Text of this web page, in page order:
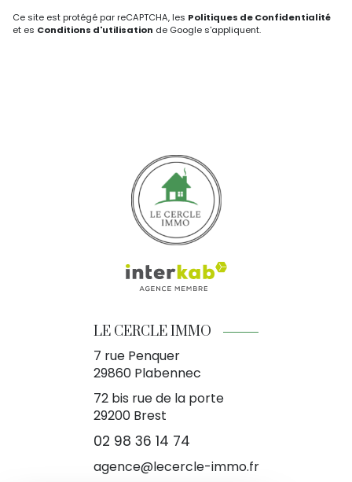
Ce site est protégé par reCAPTCHA, les Politiques de Confidentialité
et es Conditions d'utilisation de Google s'appliquent.
LE CERCLE IMMO
7 rue Penquer
29860 Plabennec
72 bis rue de la porte
29200 Brest
02 98 36 14 74
agence@lecercle-immo.fr